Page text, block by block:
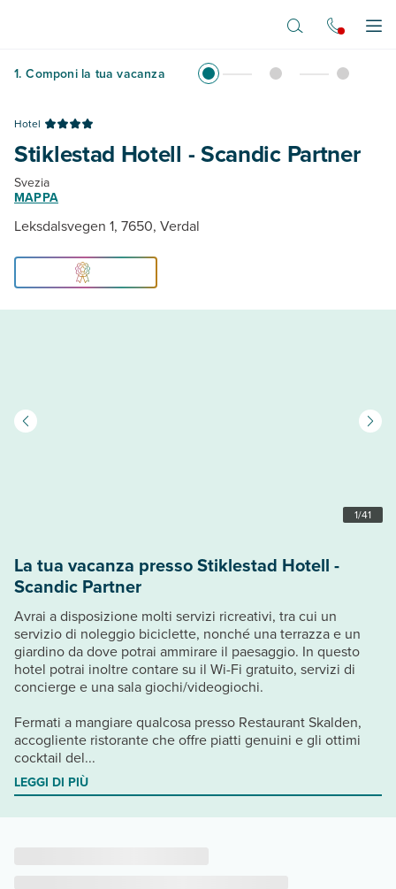
1. Componi la tua vacanza
Hotel
Stiklestad Hotell - Scandic Partner
Svezia
MAPPA
Leksdalsvegen 1, 7650, Verdal
1/41
La tua vacanza presso Stiklestad Hotell -
Scandic Partner
Avrai a disposizione molti servizi ricreativi, tra cui un
servizio di noleggio biciclette, nonché una terrazza e un
giardino da dove potrai ammirare il paesaggio. In questo
hotel potrai inoltre contare su il Wi-Fi gratuito, servizi di
concierge e una sala giochi/videogiochi.
Fermati a mangiare qualcosa presso Restaurant Skalden,
accogliente ristorante che offre piatti genuini e gli ottimi
cocktail del...
LEGGI DI PIÙ